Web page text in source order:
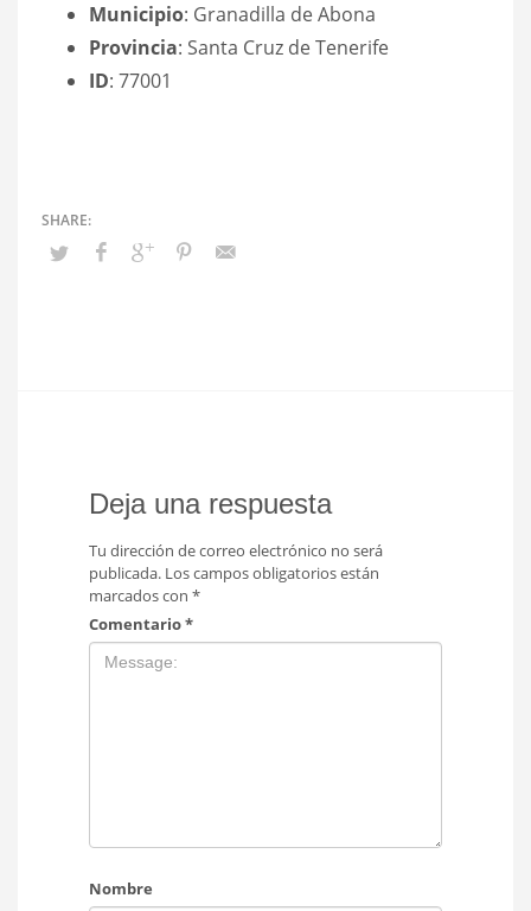
Municipio: Granadilla de Abona
Provincia: Santa Cruz de Tenerife
ID: 77001
Deja una respuesta
Tu dirección de correo electrónico no será
publicada. Los campos obligatorios están
marcados con *
Comentario*
Nombre